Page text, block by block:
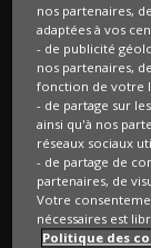
Aide et support
La charte du
RESTEZ
Ne ratez aucun
S'INSCRIRE
nos partenaires,
adaptées à vos
- de publicité
nos partenaires,
fonction de votre
- de partage sur
ainsi qu'à nos
réseaux sociaux
- de partage de
partenaires, de
Votre
nécessaires est
Politique des